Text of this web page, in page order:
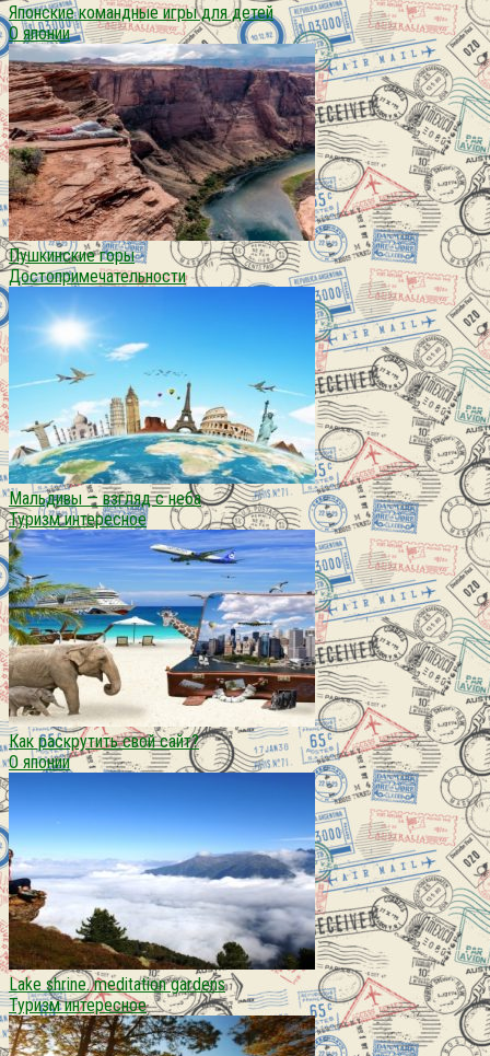
Японские командные игры для детей
О японии
Пушкинские горы
Достопримечательности
Мальдивы — взгляд с неба
Туризм интересное
Как раскрутить свой сайт?
О японии
Lake shrine. meditation gardens
Туризм интересное